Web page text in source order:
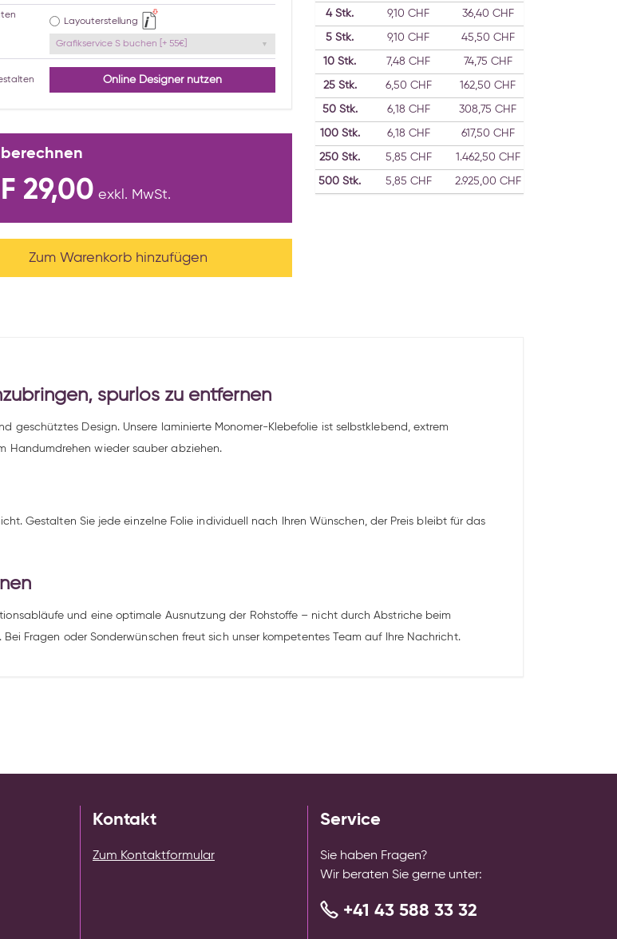
Layouterstellung
Grafikservice S buchen [+ 55€]
Online Designer nutzen
berechnen
29,00 exkl. MwSt.
Zum Warenkorb hinzufügen
4Stk. 9,10 CHF 36,40 CHF
5 Stk. 9,10 CHF 45,50 CHF
10 Stk. 7,48 CHF 74,75 CHF
25Stk. 6,50 CHF 162,50 CHF
50Stk. 6,18 CHF 308,75 CHF
100Stk. 6,18 CHF 617,50 CHF
250 Stk. 5,85 CHF 1.462,50 CHF
500 Stk. 5,85 CHF 2.925,00 CHF
spurlos zu entfernen
geschütztes Design. Unsere laminierte Monomer-Klebefolie ist selbstklebend, extrem
Handumdrehen wieder sauber abziehen.
Gestalten Sie jede einzelne Folie individuell nach Ihren Wünschen, der Preis bleibt für das
und eine optimale Ausnutzung der Rohstoffe – nicht durch Abstriche beim
Fragen oder Sonderwünschen freut sich unser kompetentes Team auf Ihre Nachricht.
Kontakt
Zum Kontaktformular
Service
Sie haben Fragen?
Wir beraten Sie gerne unter:
+41 43 588 33 32